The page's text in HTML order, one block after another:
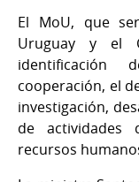
El MoU, que
Uruguay y el
cooperación, el
investigación,
de actividades
recursos